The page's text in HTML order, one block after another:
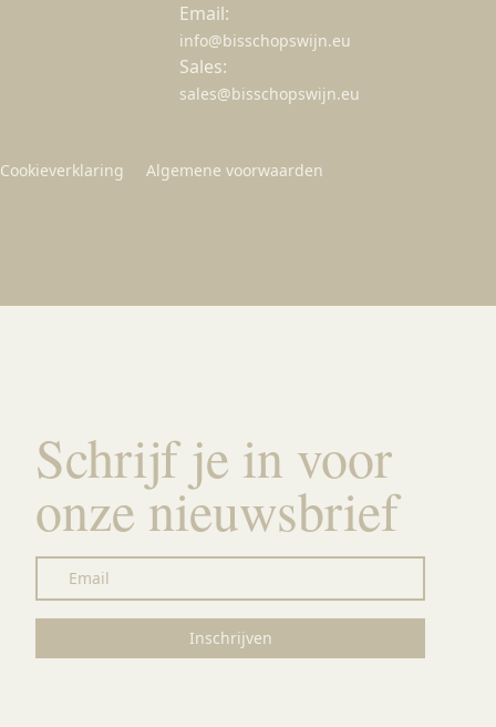
Email:
info@bisschopswijn.eu
Sales:
sales@bisschopswijn.eu
Cookieverklaring Algemene voorwaarden
Schrijf je in voor
onze nieuwsbrief
Email